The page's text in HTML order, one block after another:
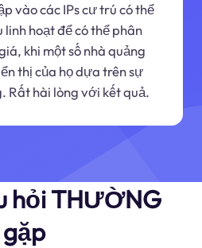
vào các IPs cư trú có thể
hoạt để có thể phân
khi một số nhà quảng
thị của họ dựa trên sự
Rất hài lòng với kết quả.
hỏi THƯỜNG
gặp